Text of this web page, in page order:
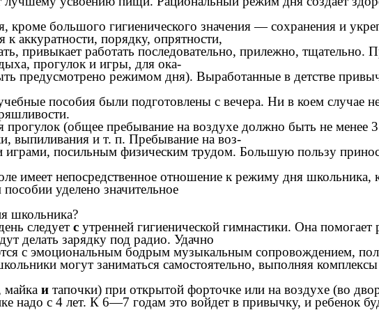
большого гигиенического значения — сохранения и
аккуратности, порядку, опрятности,
привыкает работать последовательно, прилежно,
прогулок и игры, для ока-
предусмотрено режимом дня). Выработанные в детстве
пособия были подготовлены с вечера. Ни в коем случае не
(общее пребывание на воздухе должно быть не менее
и т. п. Пребывание на воз-
играми, посильным физическим трудом. Большую пользу
имеет непосредственное отношение к режиму дня
уделено значительное
школьника?
следует с утренней гигиенической гимнастики. Она
делать зарядку под радио. Удачно
с эмоциональным бодрым музыкальным сопровождением,
могут заниматься самостоятельно, выполняя
майка и тапочки) при открытой форточке или на воздухе (во
надо с 4 лет. К 6—7 годам это войдет в привычку, и ребенок